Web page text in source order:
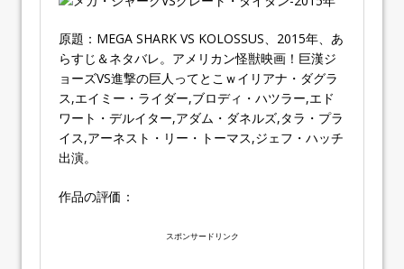
原題：MEGA SHARK VS KOLOSSUS、2015年、あ
らすじ＆ネタバレ。アメリカン怪獣映画！巨漢ジ
ョーズVS進撃の巨人ってとこｗイリアナ・ダグラ
ス,エイミー・ライダー,ブロディ・ハツラー,エド
ワート・デルイター,アダム・ダネルズ,タラ・プラ
イス,アーネスト・リー・トーマス,ジェフ・ハッチ
出演。
作品の評価：
スポンサードリンク